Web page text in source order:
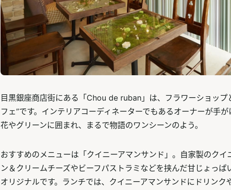
目黒銀座商店街にある「Chou de ruban」は、フラワーショップ
フェ”です。インテリアコーディネーターでもあるオーナーが手
花やグリーンに囲まれ、まるで物語のワンシーンのよう。
おすすめのメニューは「クイニーアマンサンド」。自家製のクイ
ン＆クリームチーズやビーフパストラミなどを挟んだ甘じょっ
オリジナルです。ランチでは、クイニーアマンサンドにドリンク